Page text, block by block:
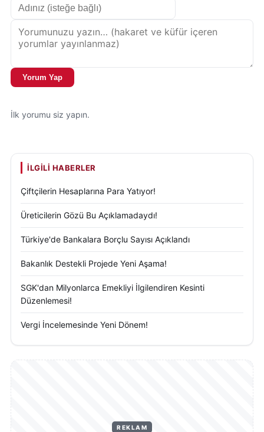
Yorum Yap
İlk yorumu siz yapın.
İLGILI HABERLER
Çiftçilerin Hesaplarına Para Yatıyor!
Üreticilerin Gözü Bu Açıklamadaydı!
Türkiye'de Bankalara Borçlu Sayısı Açıklandı
Bakanlık Destekli Projede Yeni Aşama!
SGK'dan Milyonlarca Emekliyi İlgilendiren Kesinti
Düzenlemesi!
Vergi İncelemesinde Yeni Dönem!
REKLAM